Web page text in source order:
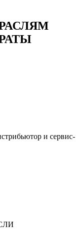
и сервис-